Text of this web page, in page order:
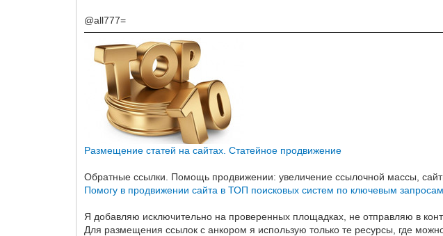
@all777=
Размещение статей на сайтах. Статейное продвижение
Обратные ссылки. Помощь продвижении: увеличение ссылочной массы,
Помогу в продвижении сайта в ТОП поисковых систем по ключевым запросам
Я добавляю исключительно на проверенных площадках, не отправляю в
Для размещения ссылок с анкором я использую только те ресурсы, где